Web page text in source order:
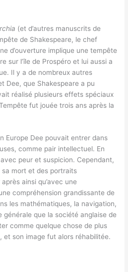
(et d’autres manuscrits de
de Shakespeare, le chef
d’ouverture implique une tempête
sur l’île de Prospéro et lui aussi a
Il y a de nombreux autres
Dee, que Shakespeare a pu
réalisé plusieurs effets spéciaux
fut jouée trois ans après la
Europe Dee pouvait entrer dans
comme pair intellectuel. En
peur et suspicion. Cependant,
sa mort et des portraits
ainsi qu’avec une
compréhension grandissante de
les mathématiques, la navigation,
générale que la société anglaise de
comme quelque chose de plus
et son image fut alors réhabilitée.